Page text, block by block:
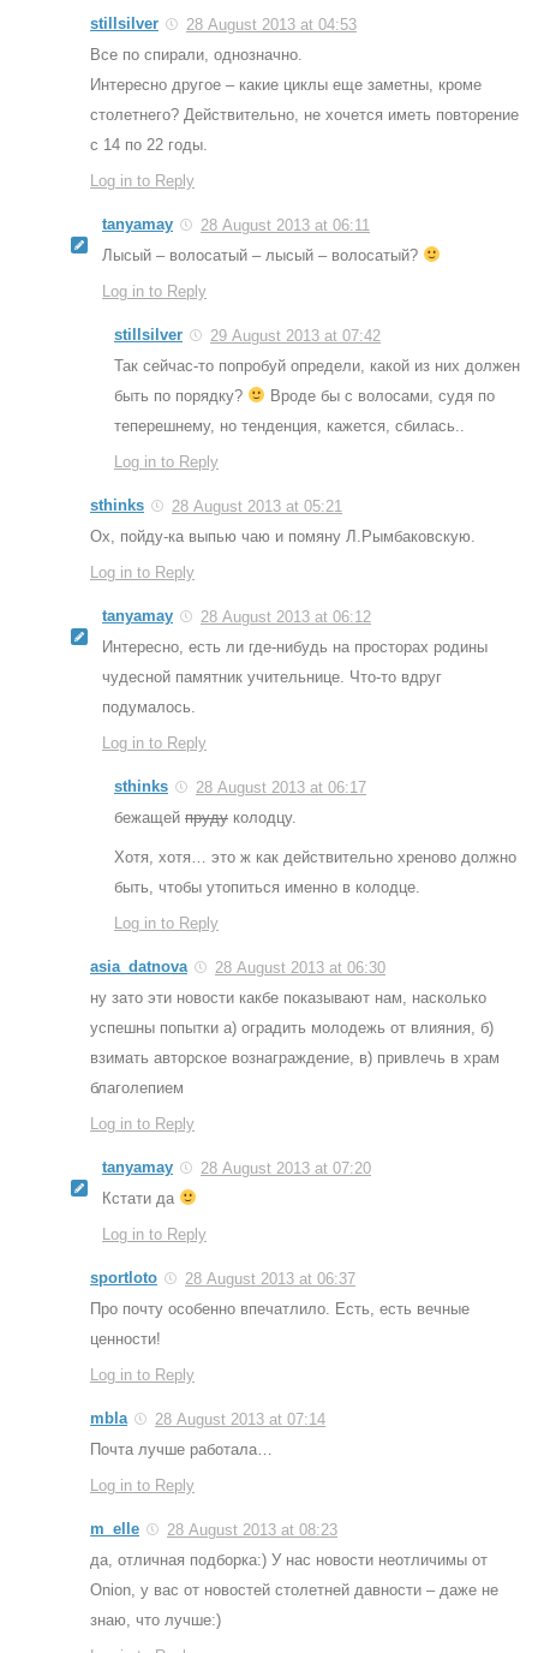
stillsilver
28 August 2013 at 04:53
Все по спирали, однозначно.
Интересно другое – какие циклы еще заметны, кроме
столетнего? Действительно, не хочется иметь повторение
с 14 по 22 годы.
Log in to Reply
tanyamay
28 August 2013 at 06:11
Лысый – волосатый – лысый – волосатый?
Log in to Reply
stillsilver
29 August 2013 at 07:42
Так сейчас-то попробуй определи, какой из них должен
быть по порядку?
Вроде бы с волосами, судя по
теперешнему, но тенденция, кажется, сбилась..
Log in to Reply
sthinks
28 August 2013 at 05:21
Ох, пойду-ка выпью чаю и помяну Л.Рымбаковскую.
Log in to Reply
tanyamay
28 August 2013 at 06:12
Интересно, есть ли где-нибудь на просторах родины
чудесной памятник учительнице. Что-то вдруг
подумалось.
Log in to Reply
sthinks
28 August 2013 at 06:17
бежащей пруду колодцу.
Хотя, хотя… это ж как действительно хреново должно
быть, чтобы утопиться именно в колодце.
Log in to Reply
asia_datnova
28 August 2013 at 06:30
ну зато эти новости какбе показывают нам, насколько
успешны попытки а) оградить молодежь от влияния, б)
взимать авторское вознаграждение, в) привлечь в храм
благолепием
Log in to Reply
tanyamay
28 August 2013 at 07:20
Кстати да
Log in to Reply
sportloto
28 August 2013 at 06:37
Про почту особенно впечатлило. Есть, есть вечные
ценности!
Log in to Reply
mbla
28 August 2013 at 07:14
Почта лучше работала…
Log in to Reply
m_elle
28 August 2013 at 08:23
да, отличная подборка:) У нас новости неотличимы от
Onion, у вас от новостей столетней давности – даже не
знаю, что лучше:)